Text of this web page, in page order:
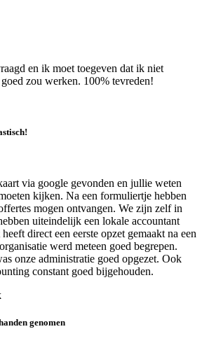
en ik moet toegeven dat ik niet
zou werken. 100% tevreden!
via google gevonden en jullie weten
kijken. Na een formuliertje hebben
mogen ontvangen. We zijn zelf in
uiteindelijk een lokale accountant
direct een eerste opzet gemaakt na een
werd meteen goed begrepen.
onze administratie goed opgezet. Ook
constant goed bijgehouden.
genomen